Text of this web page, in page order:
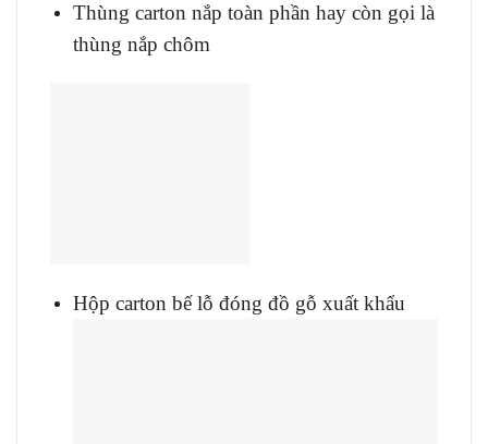
Thùng carton nắp toàn phần hay còn gọi là
thùng nắp chôm
Hộp carton bế lỗ đóng đồ gỗ xuất khẩu